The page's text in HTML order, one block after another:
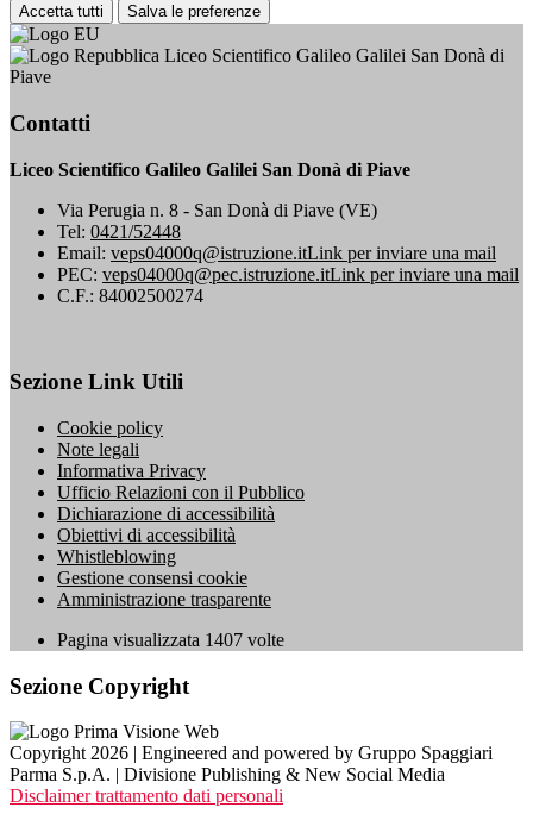
Accetta tutti Salva le preferenze
Liceo Scientifico Galileo Galilei San Donà di
Piave
Contatti
Liceo Scientifico Galileo Galilei San Donà di Piave
Via Perugia n. 8 - San Donà di Piave (VE)
Tel: 0421/52448
Email: veps04000q@istruzione.itLink per inviare una mail
PEC: veps04000q@pec.istruzione.itLink per inviare una mail
C.F.: 84002500274
Sezione Link Utili
Cookie policy
Note legali
Informativa Privacy
Ufficio Relazioni con il Pubblico
Dichiarazione di accessibilità
Obiettivi di accessibilità
Whistleblowing
Gestione consensi cookie
Amministrazione trasparente
Pagina visualizzata 1407 volte
Sezione Copyright
Copyright 2026 | Engineered and powered by Gruppo Spaggiari
Parma S.p.A. | Divisione Publishing & New Social Media
Disclaimer trattamento dati personali